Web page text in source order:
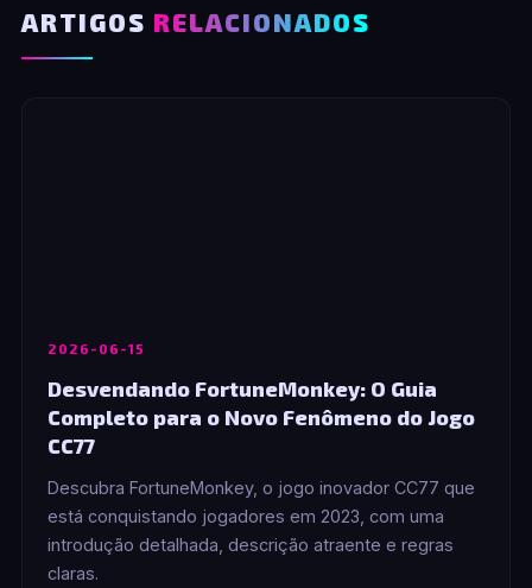
ARTIGOS RELACIONADOS
2026-06-15
Desvendando FortuneMonkey: O Guia
Completo para o Novo Fenômeno do Jogo
CC77
Descubra FortuneMonkey, o jogo inovador CC77 que
está conquistando jogadores em 2023, com uma
introdução detalhada, descrição atraente e regras
claras.